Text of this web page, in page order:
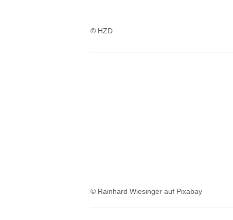
© HZD
© Rainhard Wiesinger auf Pixabay